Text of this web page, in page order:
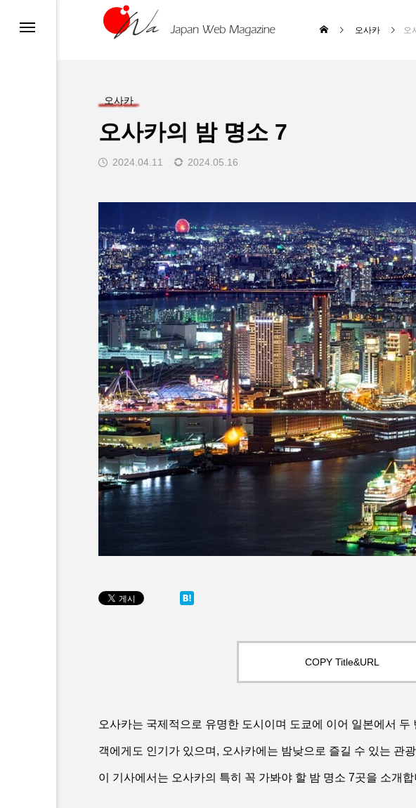
오사카 오
오사카
오사카의 밤 명소 7
2024.04.11 2024.05.16
COPY Title&URL
오사카는 국제적으로 유명한 도시이며 도쿄에 이어 일본에서
객에게도 인기가 있으며, 오사카에는 밤낮으로 즐길 수 있는 관
이 기사에서는 오사카의 특히 꼭 가봐야 할 밤 명소 7곳을 소개합